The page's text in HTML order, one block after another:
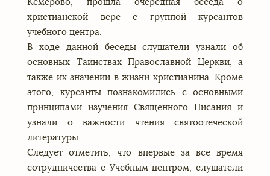
христианской вере с группой курсантов
учебного центра.
В ходе данной беседы слушатели узнали об
основных Таинствах Православной Церкви, а
также их значении в жизни христианина. Кроме
этого, курсанты познакомились с основными
принципами изучения Священного Писания и
узнали о важности чтения святоотеческой
литературы.
Следует отметить, что впервые за все время
сотрудничества с Учебным центром, слушатели